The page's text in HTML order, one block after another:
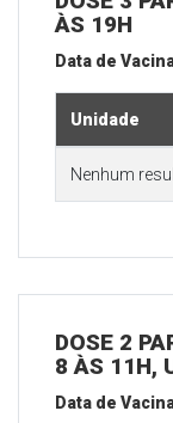
ÀS 19H
Data de
Unidade
Nenhum
DOSE 2
8 ÀS 11H,
Data de